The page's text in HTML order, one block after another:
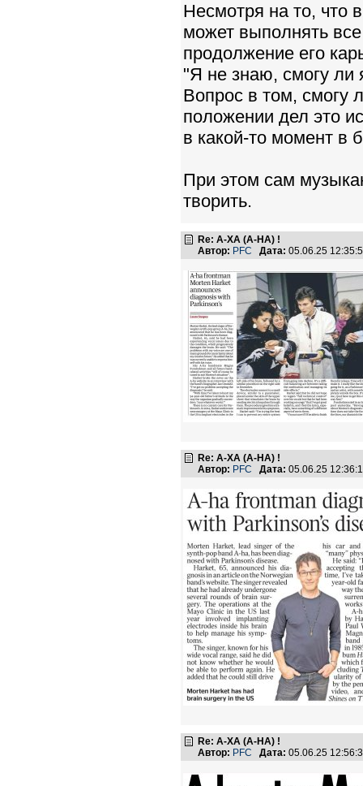
Несмотря на то, что
может выполнять
продолжение его
"Я не знаю, смогу ли
Вопрос в том, смогу
положении дел это
в какой-то момент в
При этом сам
творить.
Re: А-ХА (A-HA) !
Автор: PFC Дата: 05.06.25
Re: А-ХА (A-HA) !
Автор: PFC Дата: 05.06.25
Re: А-ХА (A-HA) !
Автор: PFC Дата: 05.06.25